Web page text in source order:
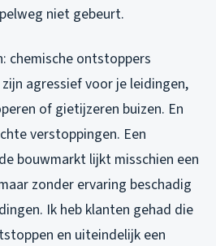
niet gebeurt.
chemische ontstoppers
agressief voor je leidingen,
of gietijzeren buizen. En
verstoppingen. Een
bouwmarkt lijkt misschien een
zonder ervaring beschadig
Ik heb klanten gehad die
en uiteindelijk een